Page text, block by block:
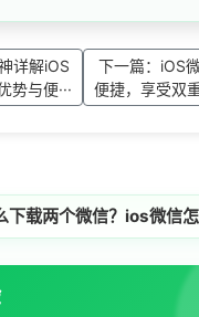
详解iOS
与便···
下一篇：iOS
便捷，享受双
下载两个微信？ios微信